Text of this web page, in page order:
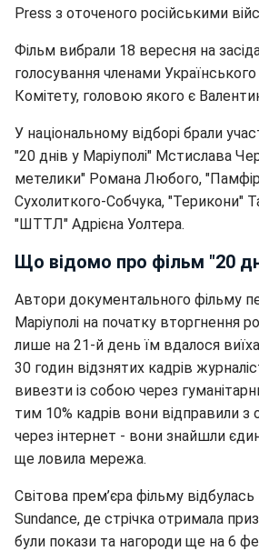
Press з оточеного російськими
Фільм вибрали 18 вересня на
голосування членами
Комітету, головою якого є
У національному відборі брали
"20 днів у Маріуполі" Мстислава
метелики" Романа Любого,
Сухолиткого-Собчука, "Терикони"
"ШТТЛ" Адрієна Уолтера.
Що відомо про фільм "20
Автори документального фільму
Маріуполі на початку вторгнення
лише на 21-й день їм вдалося
30 годин відзнятих кадрів
вивезти із собою через
тим 10% кадрів вони відправили з
через інтернет - вони знайшли
ще ловила мережа.
Світова прем’єра фільму відбулась
Sundance, де стрічка отримала
були покази та нагороди ще на 6